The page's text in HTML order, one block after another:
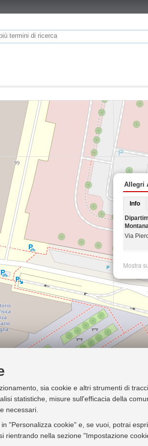
sia cookie e altri strumenti di
statistiche, misure sull'efficacia della
necessari.
"Personalizza cookie" e, se vuoi, potrai
nella sezione "Impostazione
Allegri
Info
Via
Mostra